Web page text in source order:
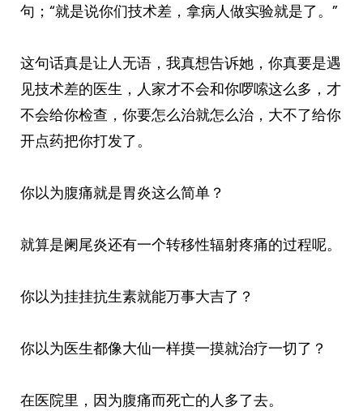
句；“就是说你们技术差，拿病人做实验就是了。”
这句话真是让人无语，我真想告诉她，你真要是遇
见技术差的医生，人家才不会和你啰嗦这么多，才
不会给你检查，你要怎么治就怎么治，大不了给你
开点药把你打发了。
你以为腹痛就是胃炎这么简单？
就算是阑尾炎还有一个转移性辐射疼痛的过程呢。
你以为挂挂抗生素就能万事大吉了？
你以为医生都像大仙一样摸一摸就治疗一切了？
在医院里，因为腹痛而死亡的人多了去。